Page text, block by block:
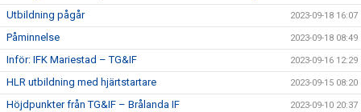
Utbildning pågår 2023-09-18 16:07
Påminnelse 2023-09-18 08:49
Inför: IFK Mariestad – TG&IF 2023-09-16 12:29
HLR utbildning med hjärtstartare 2023-09-15 08:20
Höjdpunkter från TG&IF – Brålanda IF 2023-09-10 20:37